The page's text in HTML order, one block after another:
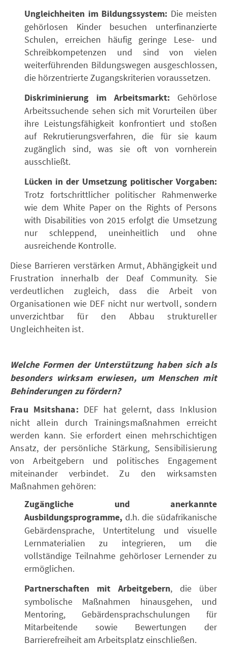
Ungleichheiten im Bildungssystem: Die meisten
gehörlosen Kinder besuchen unterfinanzierte
Schulen, erreichen häufig geringe Lese- und
Schreibkompetenzen und sind von vielen
weiterführenden Bildungswegen ausgeschlossen,
die hörzentrierte Zugangskriterien voraussetzen.
Diskriminierung im Arbeitsmarkt: Gehörlose
Arbeitssuchende sehen sich mit Vorurteilen über
ihre Leistungsfähigkeit konfrontiert und stoßen
auf Rekrutierungsverfahren, die für sie kaum
zugänglich sind, was sie oft von vornherein
ausschließt.
Lücken in der Umsetzung politischer Vorgaben:
Trotz fortschrittlicher politischer Rahmenwerke
wie dem White Paper on the Rights of Persons
with Disabilities von 2015 erfolgt die Umsetzung
nur schleppend, uneinheitlich und ohne
ausreichende Kontrolle.
Diese Barrieren verstärken Armut, Abhängigkeit und
Frustration innerhalb der Deaf Community. Sie
verdeutlichen zugleich, dass die Arbeit von
Organisationen wie DEF nicht nur wertvoll, sondern
unverzichtbar für den Abbau struktureller
Ungleichheiten ist.
Welche Formen der Unterstützung haben sich als
besonders wirksam erwiesen, um Menschen mit
Behinderungen zu fördern?
Frau Msitshana:DEF hat gelernt, dass Inklusion
nicht allein durch Trainingsmaßnahmen erreicht
werden kann. Sie erfordert einen mehrschichtigen
Ansatz, der persönliche Stärkung, Sensibilisierung
von Arbeitgebern und politisches Engagement
miteinander verbindet. Zu den wirksamsten
Maßnahmen gehören:
Zugängliche und anerkannte
Ausbildungsprogramme, d.h. die südafrikanische
Gebärdensprache, Untertitelung und visuelle
Lernmaterialien zu integrieren, um die
vollständige Teilnahme gehörloser Lernender zu
ermöglichen.
Partnerschaften mit Arbeitgebern, die über
symbolische Maßnahmen hinausgehen, und
Mentoring, Gebärdensprachschulungen für
Mitarbeitende sowie Bewertungen der
Barrierefreiheit am Arbeitsplatz einschließen.